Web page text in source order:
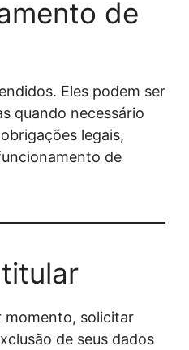
de
Eles podem ser
quando necessário
legais,
de
momento, solicitar
de seus dados